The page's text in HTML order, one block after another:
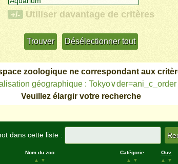
+/- Utiliser davantage de critères
zoologique ne correspondant aux
géographique : Tokyo∨der=ani_c_order
Veuillez élargir votre recherche
dans cette liste :
Nom du zoo
▲
▼
Catégorie
▲
▼
Ouv.
▲
▼